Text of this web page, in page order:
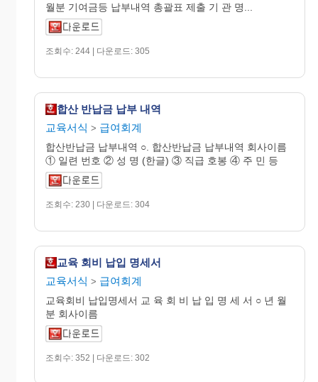
월분 기여금등 납부내역 총괄표 제출 기 관 명...
조회수: 244 | 다운로드: 305
합산 반납금 납부 내역
교육서식 > 급여회계
합산반납금 납부내역 ○. 합산반납금 납부내역 회사이름
① 일련 번호 ② 성 명 (한글) ③ 직급 호봉 ④ 주 민 등
조회수: 230 | 다운로드: 304
교육 회비 납입 명세서
교육서식 > 급여회계
교육회비 납입명세서 교 육 회 비 납 입 명 세 서 ○ 년 월
분 회사이름
조회수: 352 | 다운로드: 302